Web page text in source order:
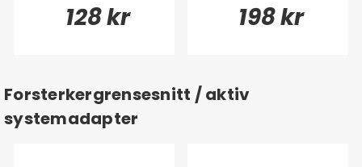
128 kr 198 kr
Forsterkergrensesnitt / aktiv
systemadapter